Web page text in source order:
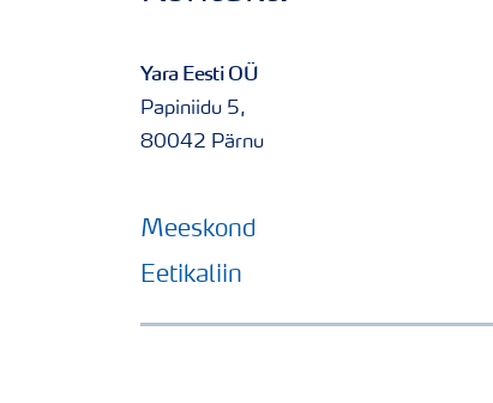
Yara Eesti OÜ
Papiniidu 5,
80042 Pärnu
Meeskond
Eetikaliin